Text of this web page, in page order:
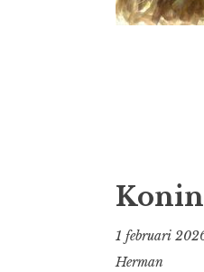
1 februari
Herman